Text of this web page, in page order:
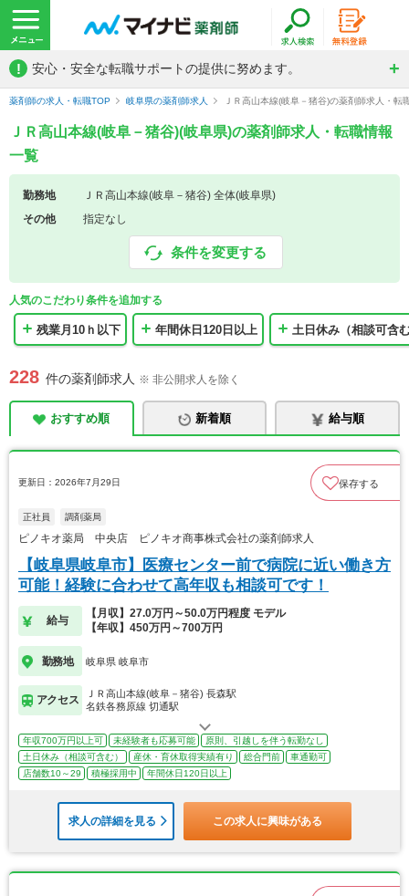
! 安心・安全な転職サポートの提供に努めます。
薬剤師の求人・転職TOP 岐阜県の薬剤師求人 ＪＲ高山本線(岐阜－猪谷)の薬剤師求人・転
ＪＲ高山本線(岐阜－猪谷)(岐阜県)の薬剤師求人・転職情報
一覧
勤務地
ＪＲ高山本線(岐阜－猪谷) 全体(岐阜県)
その他
指定なし
条件を変更する
人気のこだわり条件を追加する
残業月10ｈ以下 年間休日120日以上 土日休み（相談可含
228 件の薬剤師求人 ※ 非公開求人を除く
おすすめ順 新着順 給与順
更新日：2026年7月29日 保存する
正社員 調剤薬局
ピノキオ薬局 中央店 ピノキオ商事株式会社の薬剤師求人
【岐阜県岐阜市】医療センター前で病院に近い働き方
可能！経験に合わせて高年収も相談可です！
給与
【月収】27.0万円～50.0万円程度 モデル
【年収】450万円～700万円
勤務地 岐阜県 岐阜市
アクセス
ＪＲ高山本線(岐阜－猪谷) 長森駅
名鉄各務原線 切通駅
年収700万円以上可 未経験者も応募可能
原則、引越しを伴う転勤なし
土日休み（相談可含む）
産休・育休取得実績有り 総合門前
車通勤可
店舗数10～29
積極採用中 年間休日120日以上
求人の詳細を見る この求人に興味がある